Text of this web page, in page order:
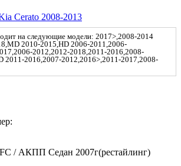
Cerato 2008-2013
на следующие модели: 2017>,2008-2014
2010-2015,HD 2006-2011,2006-
2012,2012-2018,2011-2016,2008-
2011-2016,2007-2012,2016>,2011-2017,2008-
/ АКПП Седан 2007г(рестайлинг)